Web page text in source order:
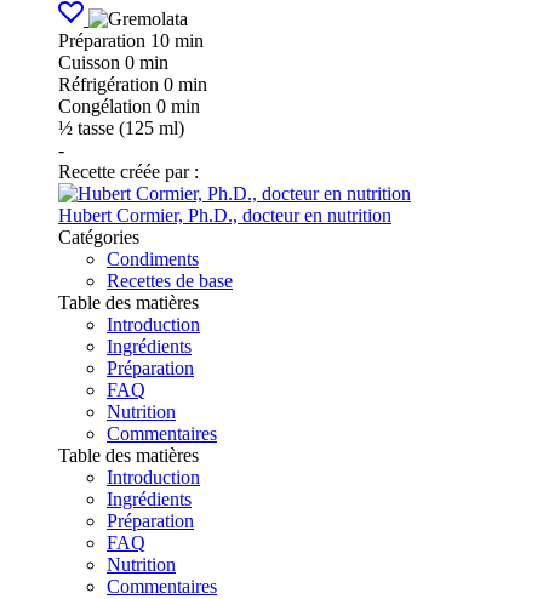
Préparation 10 min
Cuisson 0 min
Réfrigération 0 min
Congélation 0 min
½ tasse (125 ml)
-
Recette créée par :
Hubert Cormier, Ph.D., docteur en nutrition
Catégories
Condiments
Recettes de base
Table des matières
Introduction
Ingrédients
Préparation
FAQ
Nutrition
Commentaires
Table des matières
Introduction
Ingrédients
Préparation
FAQ
Nutrition
Commentaires